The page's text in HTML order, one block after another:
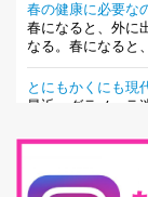
春の健康に必要な
春になると、外に
なる。春になると
とにもかくにも現
最近、グラノーラ
腸内環境を整える